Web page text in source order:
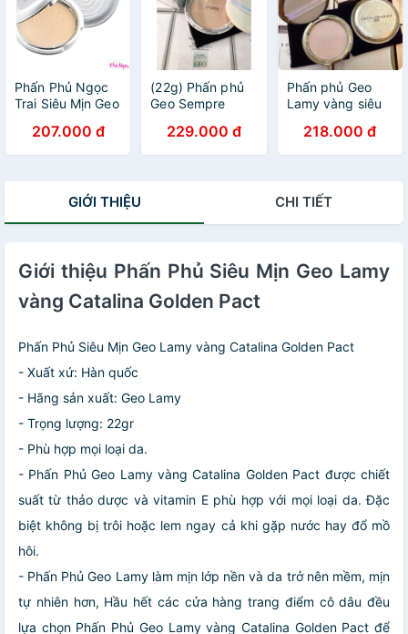
Phấn Phủ Ngọc
Trai Siêu Mịn Geo
Happy & Please
Pact
207.000 đ
(22g) Phấn phủ
Geo Sempre
Pact chính hãng
Hàn Quốc
229.000 đ
Phấn phủ Geo
Lamy vàng siêu
Golden Pact –
Hàn quốc
218.000 đ
GIỚI THIỆU CHI TIẾT
Giới thiệu Phấn Phủ Siêu Mịn Geo Lamy
vàng Catalina Golden Pact
Phấn Phủ Siêu Mịn Geo Lamy vàng Catalina Golden Pact
- Xuất xứ: Hàn quốc
- Hãng sản xuất: Geo Lamy
- Trọng lượng: 22gr
- Phù hợp mọi loại da.
- Phấn Phủ Geo Lamy vàng Catalina Golden Pact được chiết
suất từ thảo dược và vitamin E phù hợp với mọi loại da. Đặc
biệt không bị trôi hoặc lem ngay cả khi gặp nước hay đổ mồ
hôi.
- Phấn Phủ Geo Lamy làm mịn lớp nền và da trở nên mềm, mịn
tự nhiên hơn, Hầu hết các cửa hàng trang điểm cô dâu đều
lựa chọn Phấn Phủ Geo Lamy vàng Catalina Golden Pact để